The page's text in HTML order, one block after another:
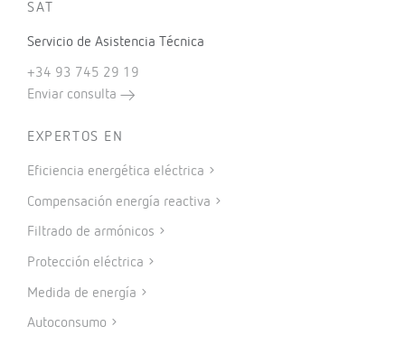
SAT
Servicio de Asistencia Técnica
+34 93 745 29 19
Enviar consulta
EXPERTOS EN
Eficiencia energética eléctrica
Compensación energía reactiva
Filtrado de armónicos
Protección eléctrica
Medida de energía
Autoconsumo